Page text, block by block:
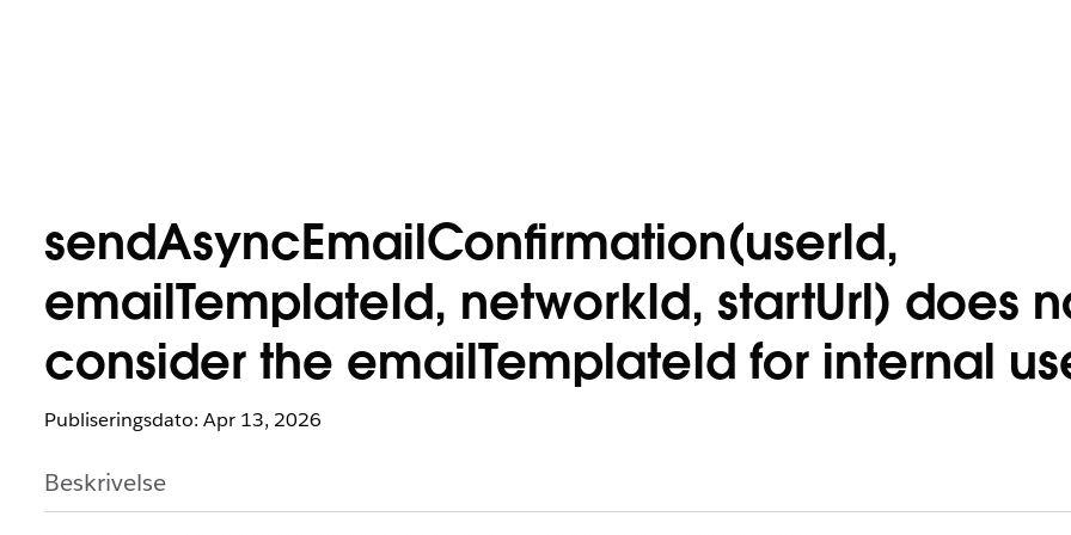
sendAsyncEmailConfirmation(userId,
emailTemplateId, networkId, startUrl) does
consider the emailTemplateId for internal
Publiseringsdato: Apr 13, 2026
Beskrivelse